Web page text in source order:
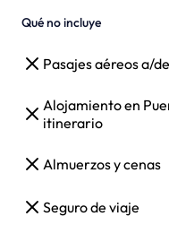
Qué no incluye
Pasajes aéreos a/
Alojamiento en
itinerario
Almuerzos y cenas
Seguro de viaje